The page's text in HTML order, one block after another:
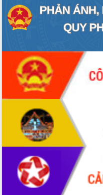
Khởi động Dự án Đầu tư xây dựng hạ
tầng kỹ thuật Cụm công nghiệp Tân
Tiến
mạng Việt Nam
Đắk Lắk sơ kết 4 năm triển khai thực
hiện Đề án 06 của Chính phủ
Họp báo thông tin về Hội nghị Công bố
Quy hoạch và Xúc tiến đầu tư tỉnh Đắk
Khơi thông điểm nghẽn, đẩy nhanh
giải ngân vốn khắc phục thiên tai
HĐND tỉnh thông qua điều chỉnh Quy
hoạch tỉnh thời kỳ 2021-2030
Hội thảo góp ý hồ sơ điều chỉnh quy
hoạch tỉnh Đắk Lắk thời kỳ 2021-2030,
tầm nhìn đến năm 2050